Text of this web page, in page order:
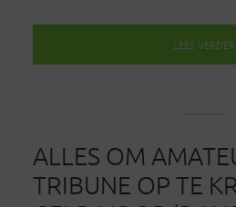
LEES VERDER
ALLES OM
TRIBUNE OP TE